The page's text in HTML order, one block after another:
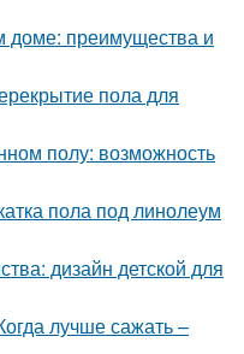
доме: преимущества и
пола для
полу: возможность
пола под линолеум
дизайн детской для
лучше сажать –